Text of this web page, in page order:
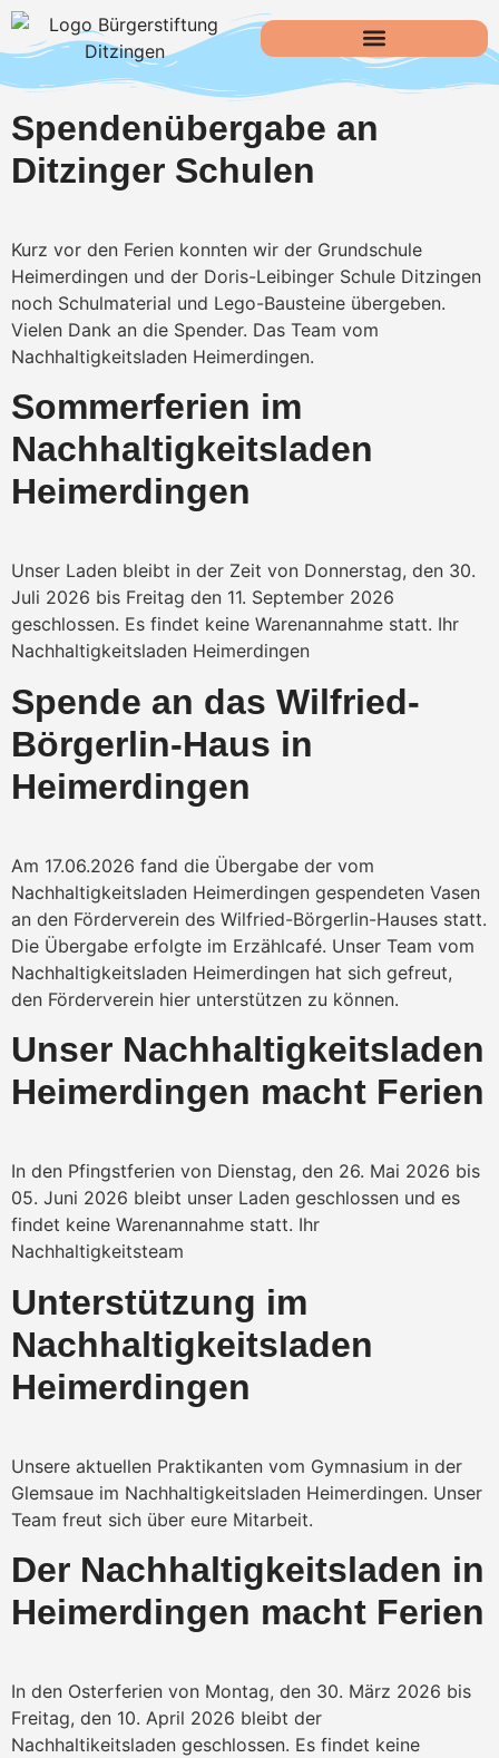
Spendenübergabe an
Ditzinger Schulen
Kurz vor den Ferien konnten wir der Grundschule
Heimerdingen und der Doris-Leibinger Schule Ditzingen
noch Schulmaterial und Lego-Bausteine übergeben.
Vielen Dank an die Spender. Das Team vom
Nachhaltigkeitsladen Heimerdingen.
Sommerferien im
Nachhaltigkeitsladen
Heimerdingen
Unser Laden bleibt in der Zeit von Donnerstag, den 30.
Juli 2026 bis Freitag den 11. September 2026
geschlossen. Es findet keine Warenannahme statt. Ihr
Nachhaltigkeitsladen Heimerdingen
Spende an das Wilfried-
Börgerlin-Haus in
Heimerdingen
Am 17.06.2026 fand die Übergabe der vom
Nachhaltigkeitsladen Heimerdingen gespendeten Vasen
an den Förderverein des Wilfried-Börgerlin-Hauses statt.
Die Übergabe erfolgte im Erzählcafé. Unser Team vom
Nachhaltigkeitsladen Heimerdingen hat sich gefreut,
den Förderverein hier unterstützen zu können.
Unser Nachhaltigkeitsladen
Heimerdingen macht Ferien
In den Pfingstferien von Dienstag, den 26. Mai 2026 bis
05. Juni 2026 bleibt unser Laden geschlossen und es
findet keine Warenannahme statt. Ihr
Nachhaltigkeitsteam
Unterstützung im
Nachhaltigkeitsladen
Heimerdingen
Unsere aktuellen Praktikanten vom Gymnasium in der
Glemsaue im Nachhaltigkeitsladen Heimerdingen. Unser
Team freut sich über eure Mitarbeit.
Der Nachhaltigkeitsladen in
Heimerdingen macht Ferien
In den Osterferien von Montag, den 30. März 2026 bis
Freitag, den 10. April 2026 bleibt der
Nachhaltikeitsladen geschlossen. Es findet keine